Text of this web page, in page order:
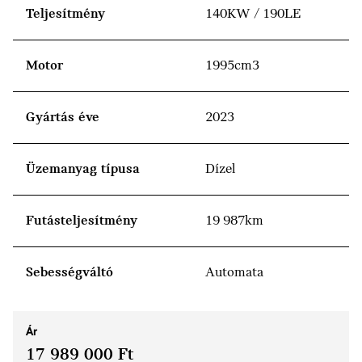
Teljesítmény 140KW / 190LE
Motor 1995cm3
Gyártás éve 2023
Üzemanyag típusa Dízel
Futásteljesítmény 19 987km
Sebességváltó Automata
Ár
17 989 000 Ft